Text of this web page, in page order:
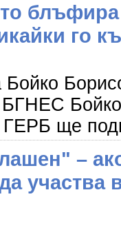
го
Бойко
ще
–
участва